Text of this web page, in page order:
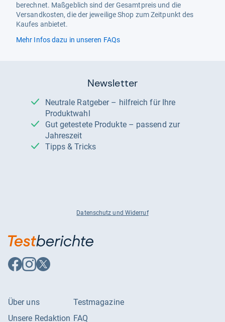
berechnet. Maßgeblich sind der Gesamtpreis und die
Versandkosten, die der jeweilige Shop zum Zeitpunkt des
Kaufes anbietet.
Mehr Infos dazu in unseren FAQs
Newsletter
Neutrale Ratgeber – hilfreich für Ihre
Produktwahl
Gut getestete Produkte – passend zur
Jahreszeit
Tipps & Tricks
Datenschutz und Widerruf
Auf
Facebook
Auf
Instagram
Auf
X
Über uns
Unsere Redaktion
Testmagazine
FAQ